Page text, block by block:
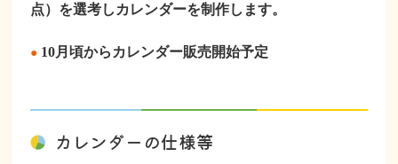
点）を選考しカレンダーを制作します。
●10月頃からカレンダー販売開始予定
カレンダーの仕様等